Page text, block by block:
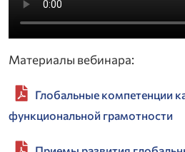
Материалы вебинара:
Глобальные компетенции
функциональной грамотности